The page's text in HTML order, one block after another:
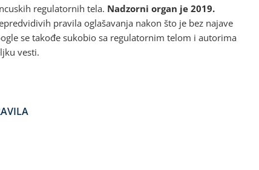
regulatornih tela. Nadzorni organ je 2019.
pravila oglašavanja nakon što je bez najave
se takođe sukobio sa regulatornim telom i autorima
vesti.